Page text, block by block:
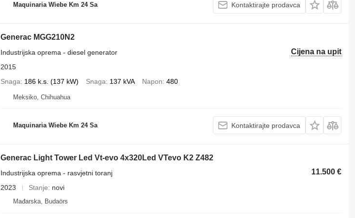
Maquinaria Wiebe Km 24 Sa Kontaktirajte prodavca
Generac MGG210N2
Cijena na upit
Industrijska oprema - diesel generator
2015
Snaga
186 k.s. (137 kW) Snaga 137 kVA Napon 480
Meksiko, Chihuahua
Maquinaria Wiebe Km 24 Sa Kontaktirajte prodavca
Generac Light Tower Led Vt-evo 4x320Led VTevo K2 Z482
11.500 €
Industrijska oprema - rasvjetni toranj
2023
Stanje novi
Mađarska, Budaörs